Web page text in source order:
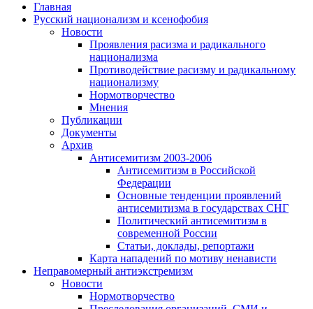
Главная
Русский национализм и ксенофобия
Новости
Проявления расизма и радикального
национализма
Противодействие расизму и радикальному
национализму
Нормотворчество
Мнения
Публикации
Документы
Архив
Антисемитизм 2003-2006
Антисемитизм в Российской
Федерации
Основные тенденции проявлений
антисемитизма в государствах СНГ
Политический антисемитизм в
современной России
Статьи, доклады, репортажи
Карта нападений по мотиву ненависти
Неправомерный антиэкстремизм
Новости
Нормотворчество